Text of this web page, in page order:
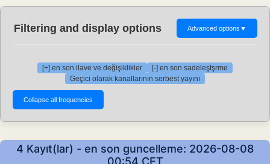
Filtering and display options Advanced options ▼
[+] en son ilave ve değişiklikler
[-] en son sadeleştşrme
Geçici olarak kanallarının serbest yayını
4 Kayıt(lar) - en son guncelleme: 2026-08-08
00:54 CET